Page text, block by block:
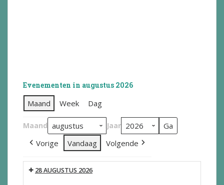
Evenementen in augustus 2026
Maand Week Dag
Maand Jaar
Vorige Vandaag Volgende
28 AUGUSTUS 2026